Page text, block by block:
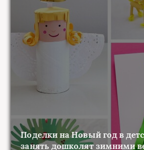
Поделки на Новый год в
занять дошколят зимними